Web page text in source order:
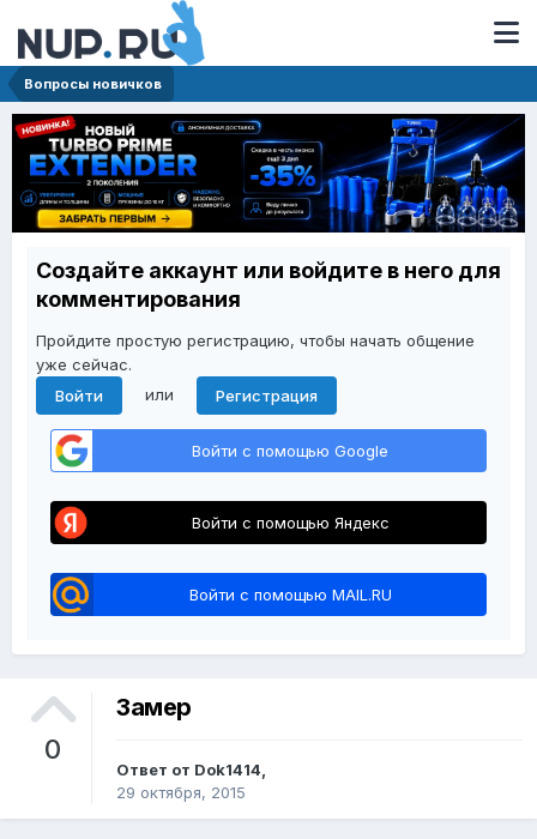
Вопросы новичков
Создайте аккаунт или войдите в него для
комментирования
Пройдите простую регистрацию, чтобы начать общение
уже сейчас.
Войти
или Регистрация
Войти с помощью Google
Войти с помощью Яндекс
Войти с помощью MAIL.RU
0
Замер
Ответ от Dok1414,
29 октября, 2015